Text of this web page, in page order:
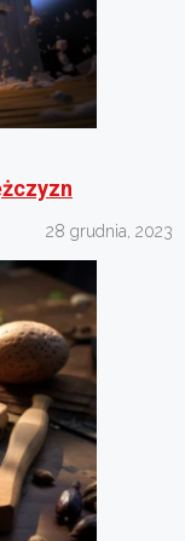
28 grudnia, 2023